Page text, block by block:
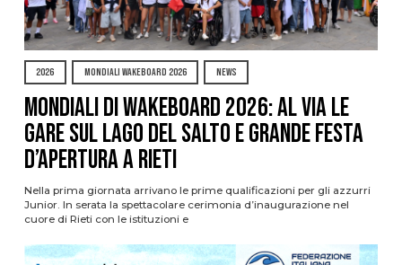
2026 MONDIALI WAKEBOARD 2026 NEWS
Mondiali di Wakeboard 2026: al via le
gare sul Lago del Salto e grande festa
d’apertura a Rieti
Nella prima giornata arrivano le prime qualificazioni per gli azzurri
Junior. In serata la spettacolare cerimonia d’inaugurazione nel
cuore di Rieti con le istituzioni e